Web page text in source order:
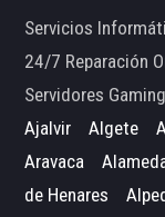
Servicios
24/7 Reparación
Servidores
Ajalvir
Algete
Aravaca
de Henares